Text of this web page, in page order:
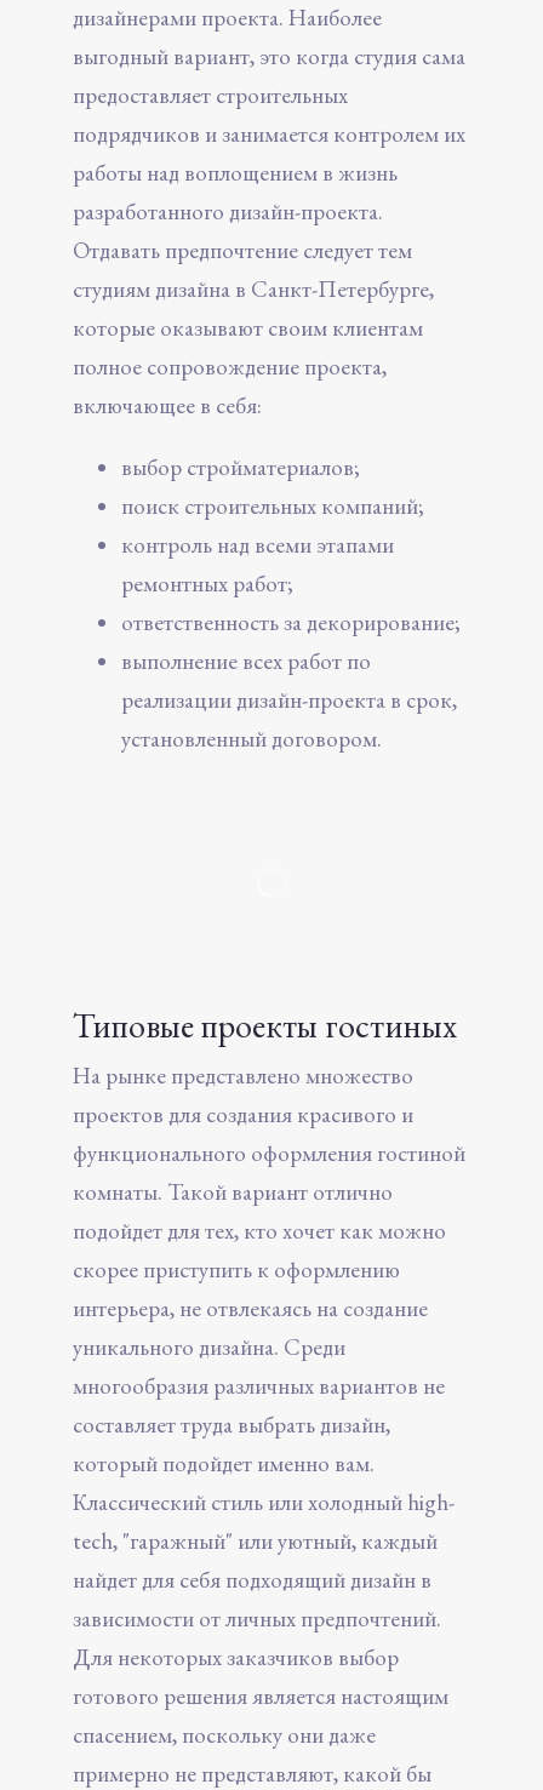
дизайнерами проекта. Наиболее
выгодный вариант, это когда студия сама
предоставляет строительных
подрядчиков и занимается контролем их
работы над воплощением в жизнь
разработанного дизайн-проекта.
Отдавать предпочтение следует тем
студиям дизайна в Санкт-Петербурге,
которые оказывают своим клиентам
полное сопровождение проекта,
включающее в себя:
выбор стройматериалов;
поиск строительных компаний;
контроль над всеми этапами
ремонтных работ;
ответственность за декорирование;
выполнение всех работ по
реализации дизайн-проекта в срок,
установленный договором.
Типовые проекты гостиных
На рынке представлено множество
проектов для создания красивого и
функционального оформления гостиной
комнаты. Такой вариант отлично
подойдет для тех, кто хочет как можно
скорее приступить к оформлению
интерьера, не отвлекаясь на создание
уникального дизайна. Среди
многообразия различных вариантов не
составляет труда выбрать дизайн,
который подойдет именно вам.
Классический стиль или холодный high-
tech, "гаражный" или уютный, каждый
найдет для себя подходящий дизайн в
зависимости от личных предпочтений.
Для некоторых заказчиков выбор
готового решения является настоящим
спасением, поскольку они даже
примерно не представляют, какой бы